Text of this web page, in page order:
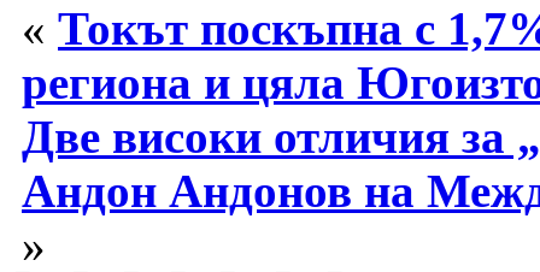
« Токът поскъпна с
региона и цяла
Две високи отличия
Андон Андонов на
»